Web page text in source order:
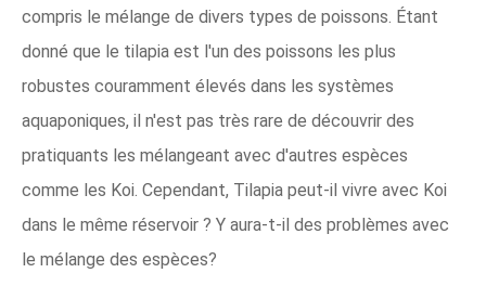
compris le mélange de divers types de poissons. Étant
donné que le tilapia est l'un des poissons les plus
robustes couramment élevés dans les systèmes
aquaponiques, il n'est pas très rare de découvrir des
pratiquants les mélangeant avec d'autres espèces
comme les Koi. Cependant, Tilapia peut-il vivre avec Koi
dans le même réservoir ? Y aura-t-il des problèmes avec
le mélange des espèces?